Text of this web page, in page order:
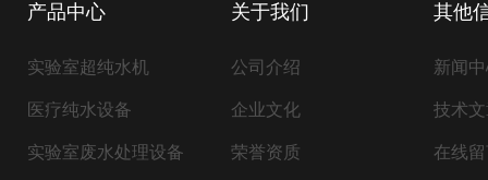
产品中心
实验室超纯水机
医疗纯水设备
实验室废水处理设备
关于我们
公司介绍
企业文化
荣誉资质
其他
新闻
技术
在线